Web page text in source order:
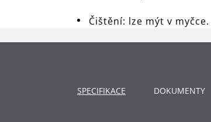
Čištění: lze mýt v myčce.
SPECIFIKACE DOKUMENTY